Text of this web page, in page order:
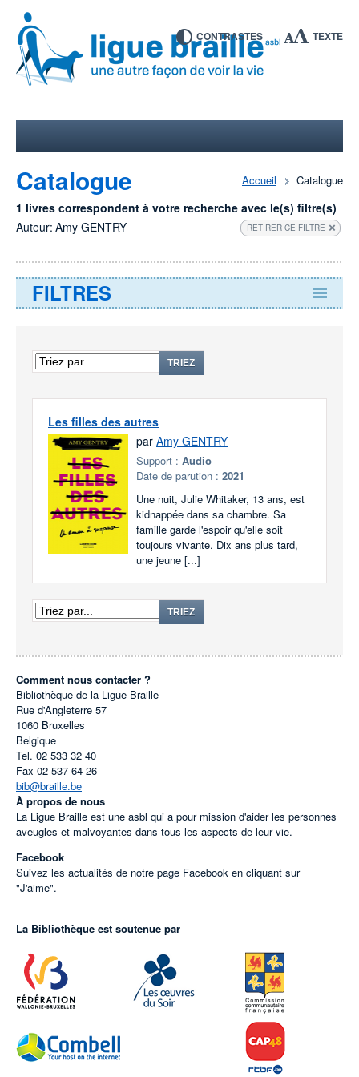
CONTRASTES TEXTE
Accueil Catalogue
Catalogue
1 livres correspondent à votre recherche avec le(s) filtre(s)
Auteur: Amy GENTRY RETIRER CE FILTRE
FILTRES
TRIEZ
Les filles des autres
par Amy GENTRY
Support : Audio
Date de parution : 2021
Une nuit, Julie Whitaker, 13 ans, est
kidnappée dans sa chambre. Sa
famille garde l'espoir qu'elle soit
toujours vivante. Dix ans plus tard,
une jeune [...]
TRIEZ
Comment nous contacter ?
Bibliothèque de la Ligue Braille
Rue d'Angleterre 57
1060 Bruxelles
Belgique
Tel. 02 533 32 40
Fax 02 537 64 26
bib@braille.be
À propos de nous
La Ligue Braille est une asbl qui a pour mission d'aider les personnes
aveugles et malvoyantes dans tous les aspects de leur vie.
Facebook
Suivez les actualités de notre page Facebook en cliquant sur
"J'aime".
La Bibliothèque est soutenue par